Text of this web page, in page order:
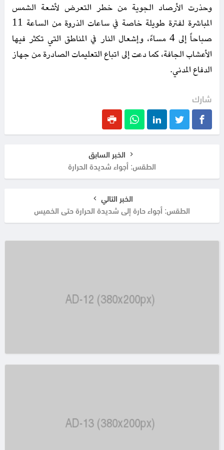
وحذرت الأرصاد الجوية من خطر التعرض لأشعة الشمس
المباشرة لفترة طويلة خاصة في ساعات الذروة من الساعة 11
صباحاً إلى 4 مساءً، وإشعال النار في المناطق التي تكثر فيها
الأعشاب الجافة، كما دعت إلى اتباع التعليمات الصادرة من جهاز
الدفاع المدني.
شارك
الخبر السابق
الطقس: أجواء شديدة الحرارة
الخبر التالي
الطقس: أجواء حارة إلى شديدة الحرارة حتى الخميس